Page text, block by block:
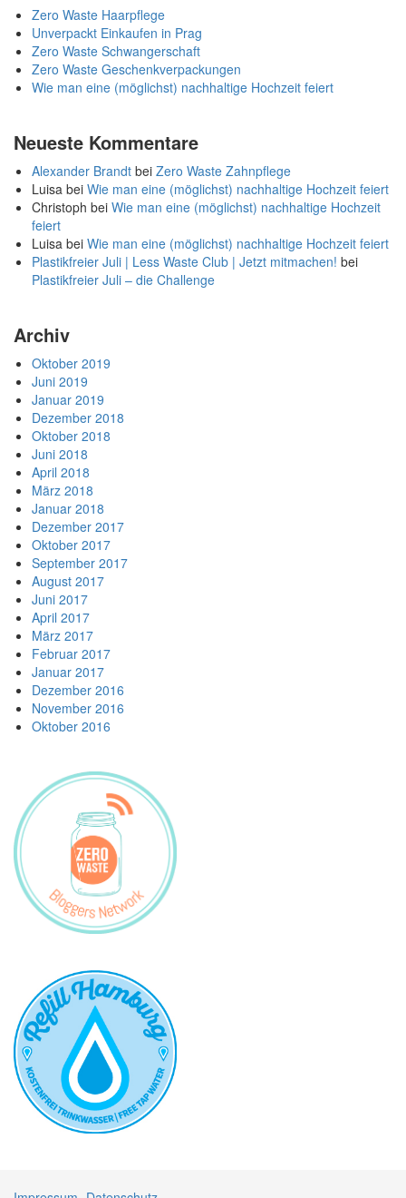
Zero Waste Haarpflege
Unverpackt Einkaufen in Prag
Zero Waste Schwangerschaft
Zero Waste Geschenkverpackungen
Wie man eine (möglichst) nachhaltige Hochzeit feiert
Neueste Kommentare
Alexander Brandt bei Zero Waste Zahnpflege
Luisa bei Wie man eine (möglichst) nachhaltige Hochzeit feiert
Christoph bei Wie man eine (möglichst) nachhaltige Hochzeit
feiert
Luisa bei Wie man eine (möglichst) nachhaltige Hochzeit feiert
Plastikfreier Juli | Less Waste Club | Jetzt mitmachen! bei
Plastikfreier Juli – die Challenge
Archiv
Oktober 2019
Juni 2019
Januar 2019
Dezember 2018
Oktober 2018
Juni 2018
April 2018
März 2018
Januar 2018
Dezember 2017
Oktober 2017
September 2017
August 2017
Juni 2017
April 2017
März 2017
Februar 2017
Januar 2017
Dezember 2016
November 2016
Oktober 2016